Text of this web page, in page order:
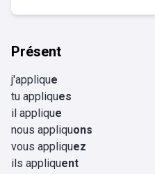
Présent
j'applique
tu appliques
il applique
nous appliquons
vous appliquez
ils appliquent